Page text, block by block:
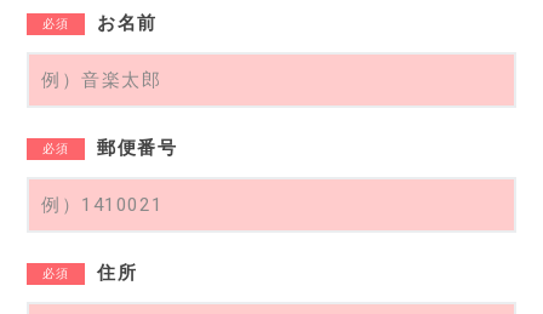
必須 お名前
必須 郵便番号
必須 住所